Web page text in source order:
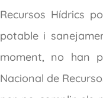
Recursos Hídrics
potable i
moment, no han
Nacional de